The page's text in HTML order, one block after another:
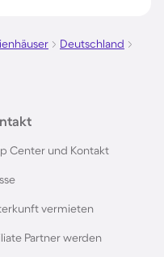
Deutschland
Center und Kontakt
vermieten
Partner werden